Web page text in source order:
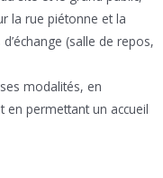
la rue piétonne et la
(salle de repos,
modalités, en
permettant un accueil